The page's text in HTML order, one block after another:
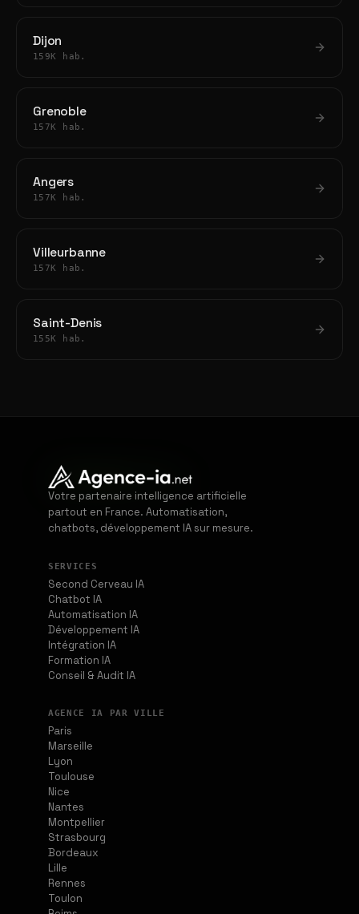
Dijon
159K hab.
Grenoble
157K hab.
Angers
157K hab.
Villeurbanne
157K hab.
Saint-Denis
155K hab.
Votre partenaire intelligence artificielle
partout en France. Automatisation,
chatbots, développement IA sur mesure.
SERVICES
Second Cerveau IA
Chatbot IA
Automatisation IA
Développement IA
Intégration IA
Formation IA
Conseil & Audit IA
AGENCE IA PAR VILLE
Paris
Marseille
Lyon
Toulouse
Nice
Nantes
Montpellier
Strasbourg
Bordeaux
Lille
Rennes
Toulon